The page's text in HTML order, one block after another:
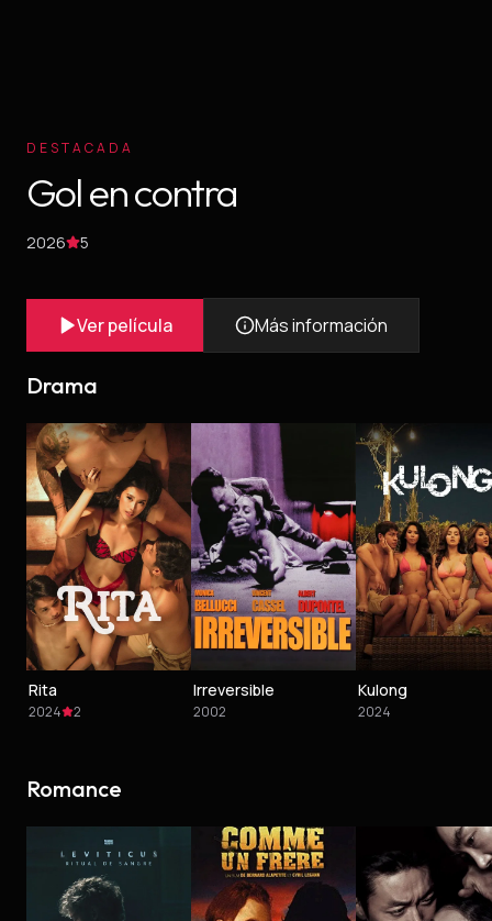
DESTACADA
Gol en contra
2026 5
Ver película Más información
Drama
Rita
2024 2
Irreversible
2002
Kulong
2024
Romance